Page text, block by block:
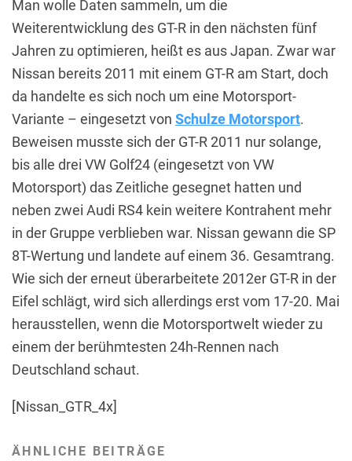
Man wolle Daten sammeln, um die
Weiterentwicklung des GT-R in den nächsten fünf
Jahren zu optimieren, heißt es aus Japan. Zwar war
Nissan bereits 2011 mit einem GT-R am Start, doch
da handelte es sich noch um eine Motorsport-
Variante – eingesetzt von Schulze Motorsport.
Beweisen musste sich der GT-R 2011 nur solange,
bis alle drei VW Golf24 (eingesetzt von VW
Motorsport) das Zeitliche gesegnet hatten und
neben zwei Audi RS4 kein weitere Kontrahent mehr
in der Gruppe verblieben war. Nissan gewann die SP
8T-Wertung und landete auf einem 36. Gesamtrang.
Wie sich der erneut überarbeitete 2012er GT-R in der
Eifel schlägt, wird sich allerdings erst vom 17-20. Mai
herausstellen, wenn die Motorsportwelt wieder zu
einem der berühmtesten 24h-Rennen nach
Deutschland schaut.
[Nissan_GTR_4x]
ÄHNLICHE BEITRÄGE